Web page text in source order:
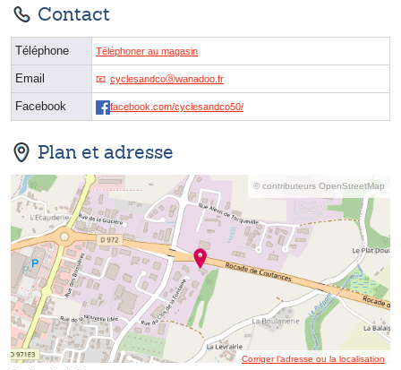
Contact
Téléphone Téléphoner au magasin
Email cyclesandcoⓐwanadoo.fr
Facebook facebook.com/cyclesandco50/
Plan et adresse
© contributeurs OpenStreetMap
Corriger l’adresse ou la localisation